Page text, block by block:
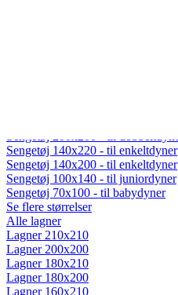
Sengetøj 140x220 - til enkeltdyner
Sengetøj 140x200 - til enkeltdyner
Sengetøj 100x140 - til juniordyner
Sengetøj 70x100 - til babydyner
Se flere størrelser
Alle lagner
Lagner 210x210
Lagner 200x200
Lagner 180x210
Lagner 180x200
Lagner 160x210